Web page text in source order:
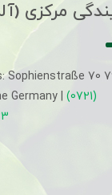
مرکزی
Sophienstraße 70
Germany | (0721)